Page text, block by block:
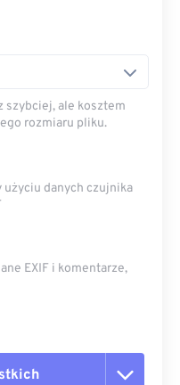
szybciej, ale kosztem
rozmiaru pliku.
użyciu danych czujnika
EXIF ​​i komentarze,